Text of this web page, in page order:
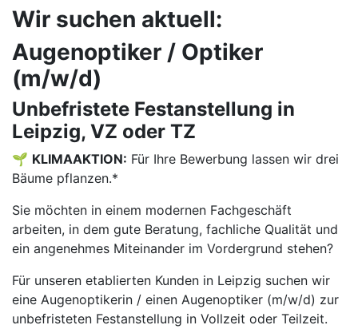
Wir suchen aktuell:
Augenoptiker / Optiker
(m/w/d)
Unbefristete Festanstellung in
Leipzig, VZ oder TZ
🌱 KLIMAAKTION: Für Ihre Bewerbung lassen wir drei
Bäume pflanzen.*
Sie möchten in einem modernen Fachgeschäft
arbeiten, in dem gute Beratung, fachliche Qualität und
ein angenehmes Miteinander im Vordergrund stehen?
Für unseren etablierten Kunden in Leipzig suchen wir
eine Augenoptikerin / einen Augenoptiker (m/w/d) zur
unbefristeten Festanstellung in Vollzeit oder Teilzeit.